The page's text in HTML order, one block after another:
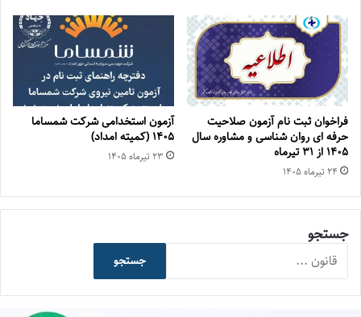
فراخوان ثبت نام آزمون صلاحیت
حرفه ای روان شناسی و مشاوره سال
۱۴۰۵ از ۳۱ تیرماه
۲۴ تیر‌ماه ۱۴۰۵
آزمون استخدامی شرکت شمساما
۱۴۰۵ (کمیته امداد)
۲۳ تیر‌ماه ۱۴۰۵
جستجو
جستجو